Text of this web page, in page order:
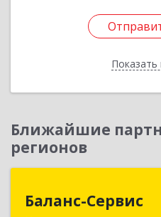
Показать
Ближайшие
регионов
Баланс-Сервис